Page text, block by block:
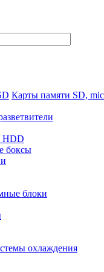
Карты памяти SD,
HDD
боксы
блоки
охлаждения